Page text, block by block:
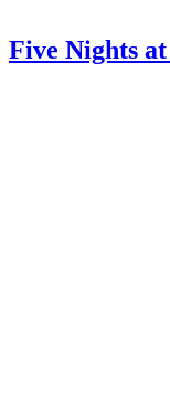
Five Nights